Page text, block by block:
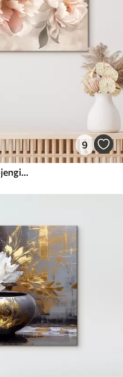
9
Abstraktne roosades toonides pojengide kimp